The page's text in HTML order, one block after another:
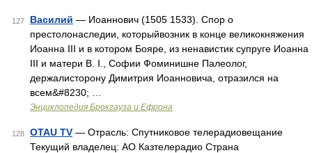
127 Василий — Иоаннович (1505 1533). Спор о
престолонаследии, которыйвозник в конце великокняжения
Иоанна III и в котором Бояре, из ненавистик супруге Иоанна
III и матери В. I., Софии Фоминишне Палеолог,
держалисторону Димитрия Иоанновича, отразился на
всем&#8230; …
Энциклопедия Брокгауза и Ефрона
128 OTAU TV — Отрасль: Спутниковое телерадиовещание
Текущий владелец: АО Казтелерадио Страна